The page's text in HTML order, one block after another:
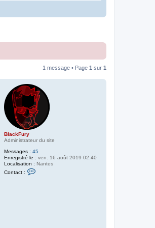
1 message • Page 1 sur 1
BlackFury
Administrateur du site
Messages : 45
Enregistré le : ven. 16 août 2019 02:40
Localisation : Nantes
Contact :